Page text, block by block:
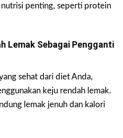
penting, seperti protein
Lemak Sebagai Pengganti
sehat dari diet Anda,
keju rendah lemak.
lemak jenuh dan kalori